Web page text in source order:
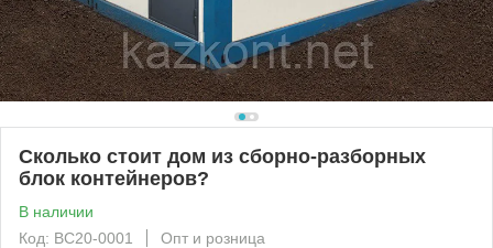
Сколько стоит дом из сборно-разборных
блок контейнеров?
В наличии
Код: BC20-0001
Опт и розница